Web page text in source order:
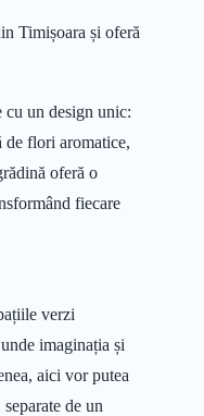
Timișoara și oferă
cu un design unic:
de flori aromatice,
oferă o
fiecare
verzi
imaginația și
aici vor putea
de un